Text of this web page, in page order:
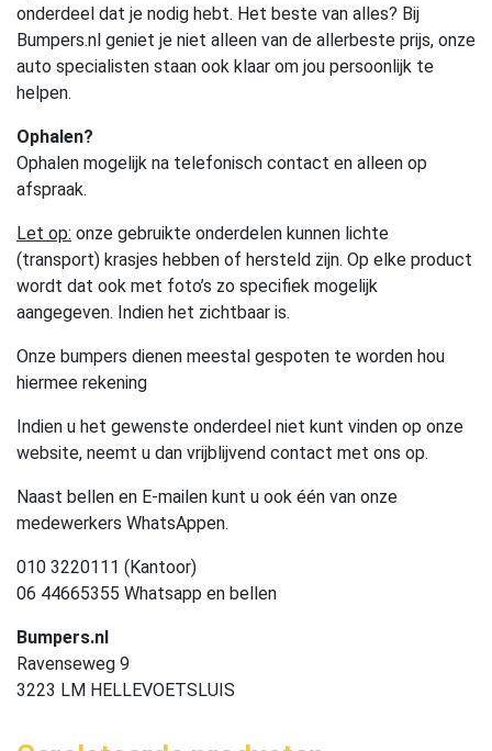
onderdeel dat je nodig hebt. Het beste van alles? Bij
Bumpers.nl geniet je niet alleen van de allerbeste prijs, onze
auto specialisten staan ook klaar om jou persoonlijk te
helpen.
Ophalen?
Ophalen mogelijk na telefonisch contact en alleen op
afspraak.
Let op: onze gebruikte onderdelen kunnen lichte
(transport) krasjes hebben of hersteld zijn. Op elke product
wordt dat ook met foto’s zo specifiek mogelijk
aangegeven. Indien het zichtbaar is.
Onze bumpers dienen meestal gespoten te worden hou
hiermee rekening
Indien u het gewenste onderdeel niet kunt vinden op onze
website, neemt u dan vrijblijvend contact met ons op.
Naast bellen en E-mailen kunt u ook één van onze
medewerkers WhatsAppen.
010 3220111 (Kantoor)
06 44665355 Whatsapp en bellen
Bumpers.nl
Ravenseweg 9
3223 LM HELLEVOETSLUIS